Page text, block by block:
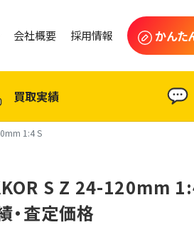
会社概要 採用情報 かんた
買取実績
1:4 S
S Z 24-120mm
・査定価格